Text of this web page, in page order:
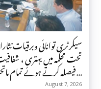
سیکرٹری توانائی وبرقیات
تحت محکمہ میں بہتری ،
فیصلہ کرتے ہوئے تمام ماتحت...
August 7, 2026